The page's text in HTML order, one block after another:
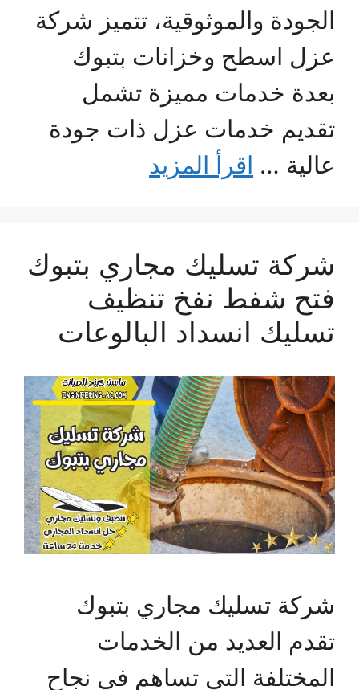
الجودة والموثوقية، تتميز شركة
عزل اسطح وخزانات بتبوك
بعدة خدمات مميزة تشمل
تقديم خدمات عزل ذات جودة
عالية … اقرأ المزيد
شركة تسليك مجاري بتبوك
فتح شفط نفخ تنظيف
تسليك انسداد البالوعات
شركة تسليك مجاري بتبوك
تقدم العديد من الخدمات
المختلفة التي تساهم في نجاح